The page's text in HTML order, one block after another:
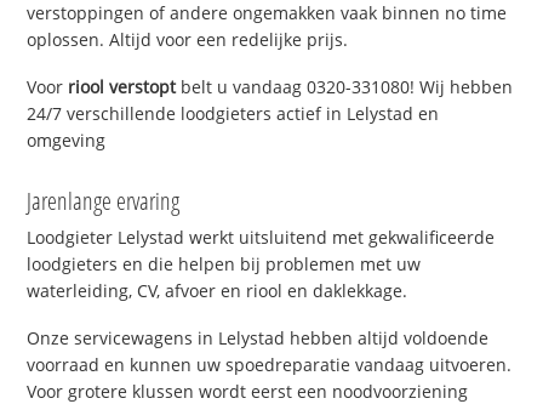
verstoppingen of andere ongemakken vaak binnen no time
oplossen. Altijd voor een redelijke prijs.
Voor riool verstoptbelt u vandaag 0320-331080! Wij hebben
24/7 verschillende loodgieters actief in Lelystad en
omgeving
Jarenlange ervaring
Loodgieter Lelystad werkt uitsluitend met gekwalificeerde
loodgieters en die helpen bij problemen met uw
waterleiding, CV, afvoer en riool en daklekkage.
Onze servicewagens in Lelystad hebben altijd voldoende
voorraad en kunnen uw spoedreparatie vandaag uitvoeren.
Voor grotere klussen wordt eerst een noodvoorziening